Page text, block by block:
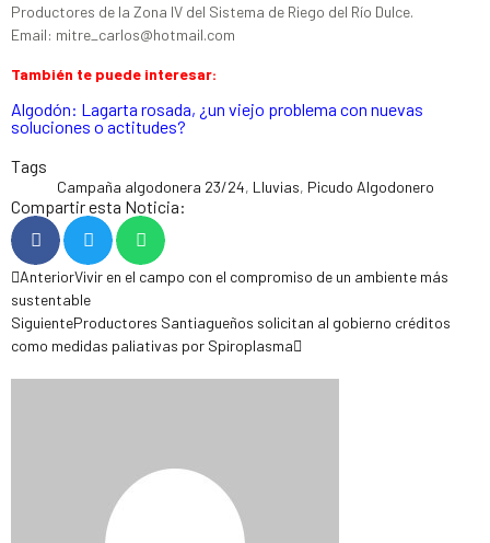
Productores de la Zona IV del Sistema de Riego del Río Dulce.
Email: mitre_carlos@hotmail.com
También te puede interesar:
Algodón: Lagarta rosada, ¿un viejo problema con nuevas
soluciones o actitudes?
Tags
Campaña algodonera 23/24, Lluvias, Picudo Algodonero
Compartir esta Noticia:
AnteriorVivir en el campo con el compromiso de un ambiente más
sustentable
SiguienteProductores Santiagueños solicitan al gobierno créditos
como medidas paliativas por Spiroplasma